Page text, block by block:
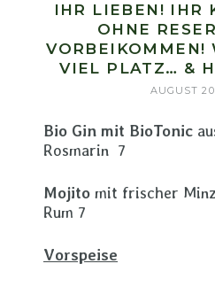
IHR LIEBEN! IHR
OHNE
VORBEIKOMMEN!
VIEL PLATZ… &
AUGUST
Bio Gin mit BioTonic
Rosmarin 7
Mojito mit frischer
Rum 7
Vorspeise